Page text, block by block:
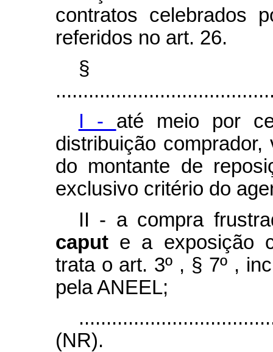
contratos celebrados
referidos no art. 26.
§
I - até meio por
distribuição comprador,
do montante de
exclusivo critério do
II - a compra
caput e a exposição
trata o art. 3º , § 7º ,
pela ANEEL;
(NR).